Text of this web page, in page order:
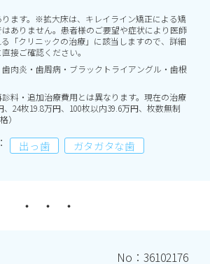
ます。※拡大床は、キレイライン矯正による矯
ありません。患者様のご要望や症状により医師
「クリニックの治療」に該当しますので、詳細
接ご確認ください。
肉炎・歯周病・ブラックトライアングル・歯根
料・追加治療費用とは異なります。現在の治療
、24枚19.8万円、100枚以内39.6万円、枚数無制
）
出っ歯 ガタガタな歯
No：36102176